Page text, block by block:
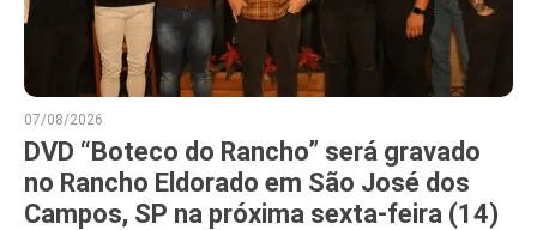
07/08/2026
DVD “Boteco do Rancho” será gravado
no Rancho Eldorado em São José dos
Campos, SP na próxima sexta-feira (14)